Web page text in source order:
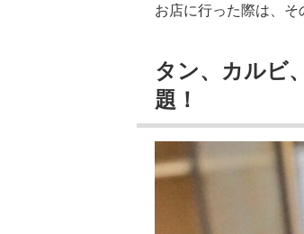
お店に行った際は、そ
タン、カルビ
題！